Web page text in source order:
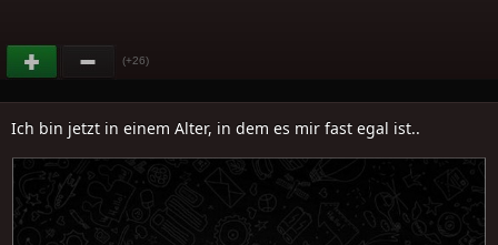
(+26)
Ich bin jetzt in einem Alter, in dem es mir fast egal ist..